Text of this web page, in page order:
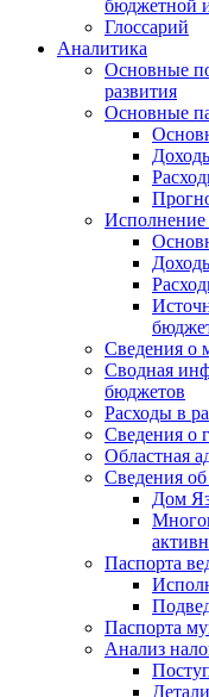
бюджетной
Глоссарий
Аналитика
Основные
развития
Основные
Исполнение
Сведения о
Сводная
бюджетов
Расходы в
Сведения о
Областная
Сведения
Дом
Паспорта
Паспорта
Анализ